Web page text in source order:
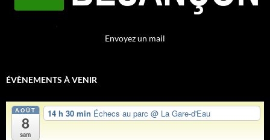
Envoyez un mail
ÉVÈNEMENTS À VENIR
AOÛT
8
sam
14 h 30 min Échecs au parc @ La Gare-d'Eau